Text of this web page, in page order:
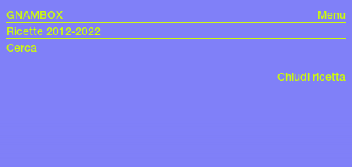
GNAMBOX
Menu
Ricette 2012-2022
Chiudi ricetta